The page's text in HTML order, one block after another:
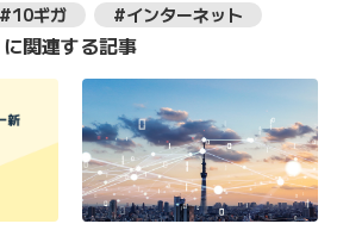
#10ギガ #インターネット
に関連する記事